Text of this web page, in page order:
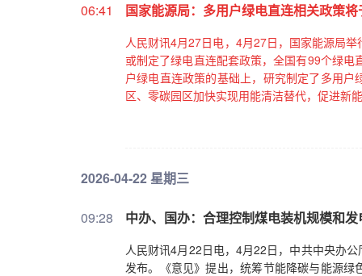
06:41 国家能源局：多用户绿电直连相关政策
人民财讯4月27日电，4月27日，国家能源局
或制定了绿电直连配套政策，全国有99个绿
户绿电直连政策的基础上，研究制定了多用
区、零碳园区加快实现用能清洁替代，促进新
2026-04-22 星期三
09:28 中办、国办：合理控制煤电装机规模和
人民财讯4月22日电，4月22日，中共中央办
发布。《意见》提出，统筹节能降碳与能源